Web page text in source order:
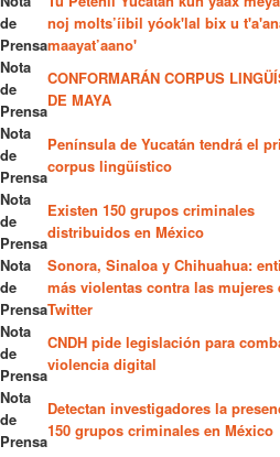
de
Prensa
noj molts’íibil yóok'lal bix u
maayat’aano'
Nota
de
Prensa
CONFORMARÁN CORPUS
DE MAYA
Nota
de
Prensa
Península de Yucatán tendrá el
corpus lingüístico
Nota
de
Prensa
Existen 150 grupos criminales
distribuidos en México
Nota
de
Prensa
Sonora, Sinaloa y Chihuahua:
más violentas contra las mujeres
Twitter
Nota
de
Prensa
CNDH pide legislación para
violencia digital
Nota
de
Prensa
Detectan investigadores la
150 grupos criminales en México